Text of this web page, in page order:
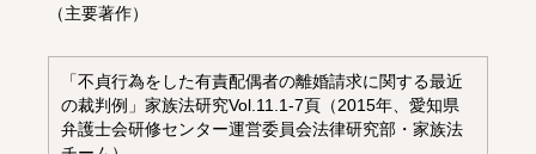
（主要著作）
「不貞行為をした有責配偶者の離婚請求に関する最近
の裁判例」家族法研究Vol.11.1-7頁（2015年、愛知県
弁護士会研修センター運営委員会法律研究部・家族法